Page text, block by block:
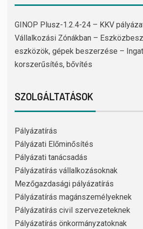
GINOP Plusz-1.2.4-24 – KKV
Vállalkozási Zónákban –
eszközök, gépek beszerzése –
korszerűsítés, bővítés
SZOLGÁLTATÁSOK
Pályázatírás
Pályázati Előminősítés
Pályázati tanácsadás
Pályázatírás vállalkozásoknak
Mezőgazdasági pályázatírás
Pályázatírás magánszemélyeknek
Pályázatírás civil szervezeteknek
Pályázatírás önkormányzatoknak